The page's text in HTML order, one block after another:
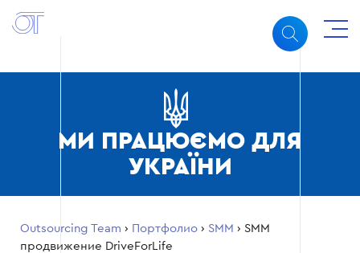
МИ ПРАЦЮЄМО ДЛЯ
УКРАЇНИ
Outsourcing Team › Портфолио › SMM › SMM
продвижение DriveForLife